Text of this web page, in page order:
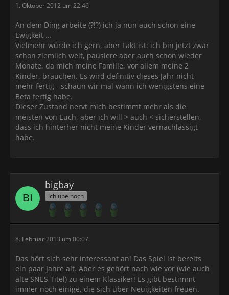
1. Oktober 2012 um 22:46
An dem Ding arbeite (?!?) ich ja nun auch schon eine
Ewigkeit ...
Vielmehr würde ich gern, aber Fakt ist: ich bin jetzt zwar
schon ziemlich weit, pausiere aber auch schon wieder
Monate, da mich meine Familie, vor allem meine 2
Kinder, brauchen. Es wird definitiv dieses Jahr nicht
mehr fertig - schaun wir mal wann ich wenigstens eine
Beta fertig habe.
Dieser Zustand nervt mich bestimmt mehr als die
meisten von Euch, aber ich will > auch < sicherstellen,
dass ich hinterher nicht meine Kinder vernachlässigt
habe.
bigbay
Ich übe noch
8. Februar 2013 um 00:07
Das hört sich sehr interessant an! Das Spiel ist bereits
ein paar Jahre alt. Aber es gehört nach wie vor (wie auch
alte SNES Titel) zu einem Klassiker! Es gibt bestimmt
immer noch einige, die sich über Neuigkeiten freuen.